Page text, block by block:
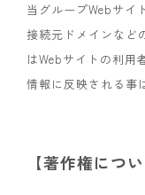
当グループWebサイ
接続元ドメインなど
はWebサイトの利用
情報に反映される事
【著作権につい